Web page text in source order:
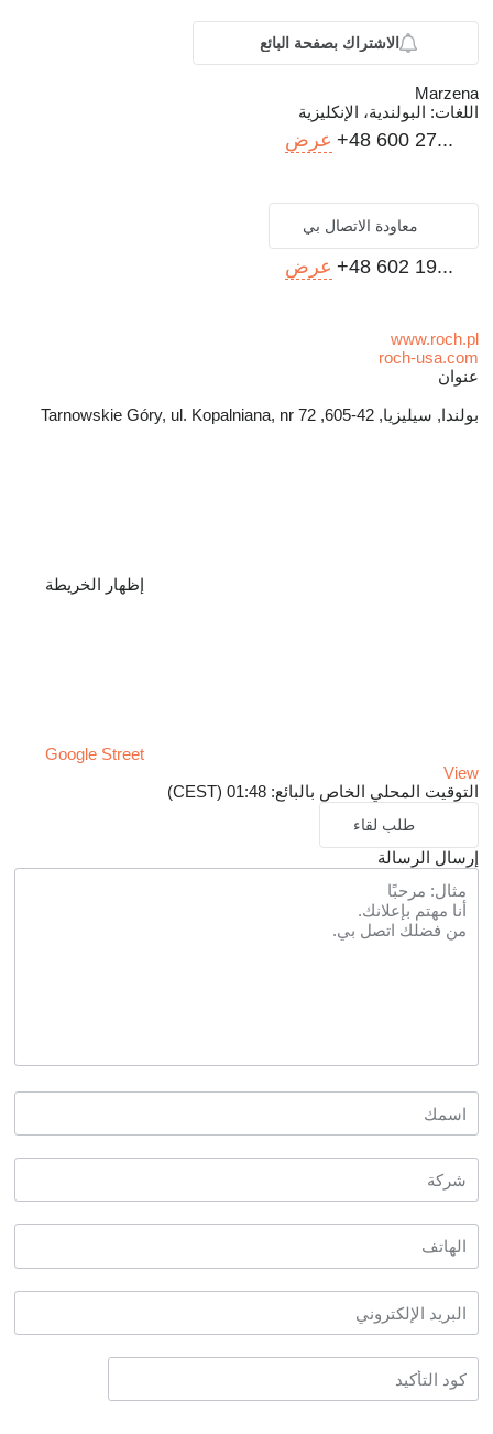
الاشتراك بصفحة البائع
Marzena
اللغات: البولندية، الإنكليزية
+48 600 27... عرض
معاودة الاتصال بي
+48 602 19... عرض
www.roch.pl
roch-usa.com
عنوان
بولندا, سيليزيا, 42-605, Tarnowskie Góry, ul. Kopalniana, nr 72
إظهار الخريطة
Google Street
View
التوقيت المحلي الخاص بالبائع: 01:48 (CEST)
طلب لقاء
إرسال الرسالة